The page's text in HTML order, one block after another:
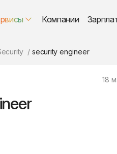
Компании
security engineer
18